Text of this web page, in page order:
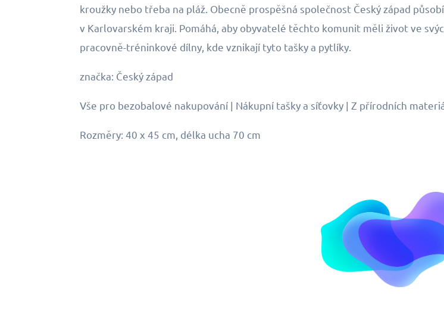
kroužky nebo třeba na pláž. Obecně prospěšná společnost Český západ
v Karlovarském kraji. Pomáhá, aby obyvatelé těchto komunit měli život ve
pracovně-tréninkové dílny, kde vznikají tyto tašky a pytlíky.
značka: Český západ
Vše pro bezobalové nakupování | Nákupní tašky a síťovky | Z přírodních
Rozměry: 40 x 45 cm, délka ucha 70 cm